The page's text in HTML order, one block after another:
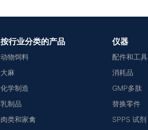
按行业分类的产品
动物饲料
大麻
化学制造
乳制品
肉类和家禽
仪器
配件和工具
消耗品
GMP多肽
替换零件
SPPS 试剂